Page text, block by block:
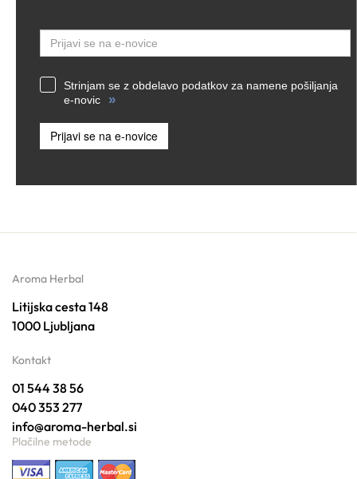
Strinjam se z obdelavo podatkov za namene pošiljanja
e-novic
»
Prijavi se na e-novice
Aroma Herbal
Litijska cesta 148
1000 Ljubljana
Kontakt
01 544 38 56
040 353 277
info@aroma-herbal.si
Plačilne metode